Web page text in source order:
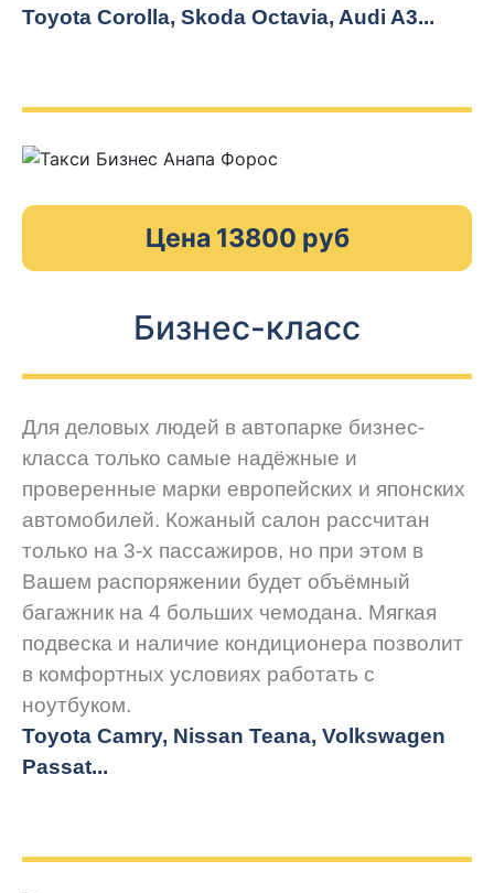
Toyota Corolla, Skoda Octavia, Audi A3...
Цена 13800 руб
Бизнес-класс
Для деловых людей в автопарке бизнес-
класса только самые надёжные и
проверенные марки европейских и японских
автомобилей. Кожаный салон рассчитан
только на 3-х пассажиров, но при этом в
Вашем распоряжении будет объёмный
багажник на 4 больших чемодана. Мягкая
подвеска и наличие кондиционера позволит
в комфортных условиях работать с
ноутбуком.
Toyota Camry, Nissan Teana, Volkswagen
Passat...